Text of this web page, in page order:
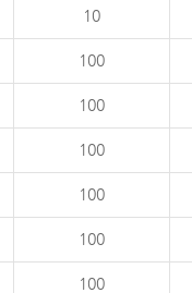
10
100
100
100
100
100
100